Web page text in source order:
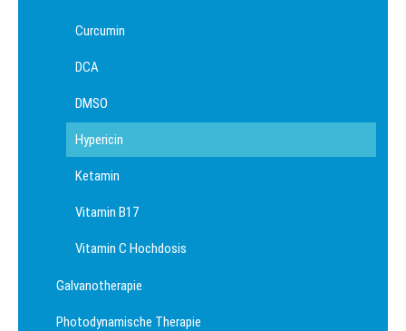
Curcumin
DCA
DMSO
Hypericin
Ketamin
Vitamin B17
Vitamin C Hochdosis
Galvanotherapie
Photodynamische Therapie